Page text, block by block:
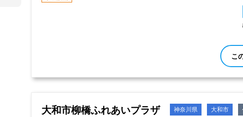
こ
大和市柳橋ふれあいプラザ 神奈川県 大和市